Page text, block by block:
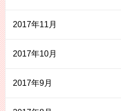
2017年11月
2017年10月
2017年9月